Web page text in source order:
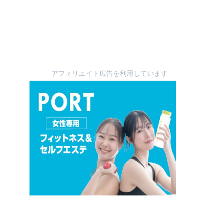
アフィリエイト広告を利用しています